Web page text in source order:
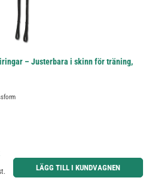
– Justerbara i skinn för träning,
använd knapparna för att öka eller minska kvantiteten.
LÄGG TILL I KUNDVAGNEN